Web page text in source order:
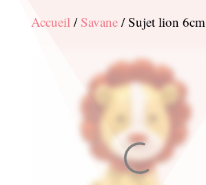
Accueil/ Savane/ Sujet lion 6cm